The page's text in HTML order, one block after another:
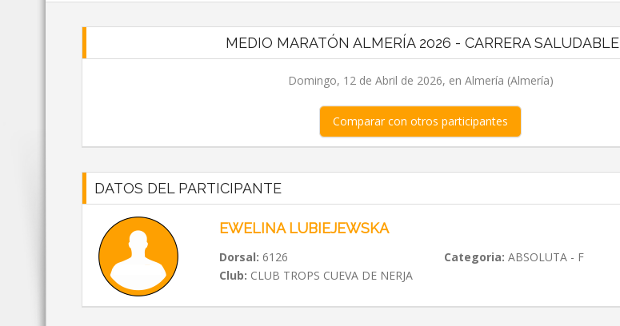
MEDIO MARATÓN ALMERÍA 2026 - CARRERA SALUDABLE
Domingo, 12 de Abril de 2026, en Almería (Almería)
Comparar con otros participantes
DATOS DEL PARTICIPANTE
EWELINA LUBIEJEWSKA
Dorsal: 6126 Categoria: ABSOLUTA - F
Club: CLUB TROPS CUEVA DE NERJA